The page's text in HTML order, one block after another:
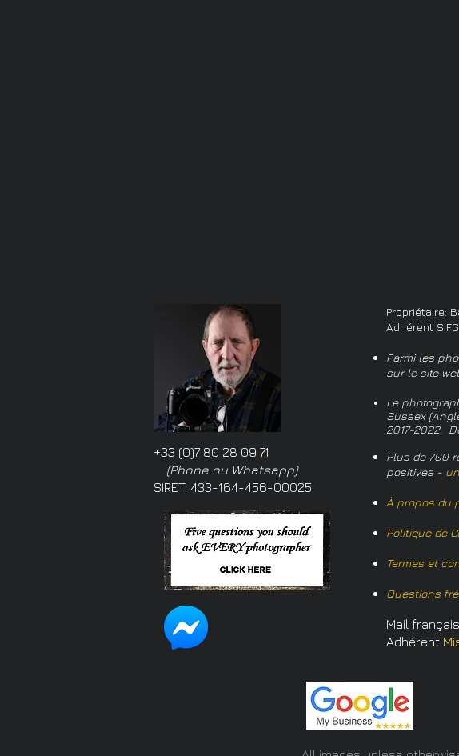
+33 (0)7 80 28 09 71
(Phone ou Whatsapp)
SIRET: 433-164-456-00025
Propriétaire:
Adhérent
Parmi les
sur le site
Le
Sussex
2017-2022.
Plus de 700
positives -
À propos du
Politique de
Termes et
Questions
Mail
Adhérent